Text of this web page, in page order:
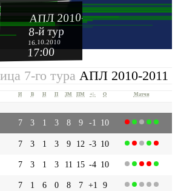
АПЛ 2010-2011
8-й тур
16.10.2010
17:00
7-го тура АПЛ 2010-2011
И В Н П ЗМ ПМ +|- О Матчи
7 3 1 3 8 9 -1 10
7 3 1 3 9 12 -3 10
7 3 1 3 11 15 -4 10
7 1 6 0 8 7 +1 9